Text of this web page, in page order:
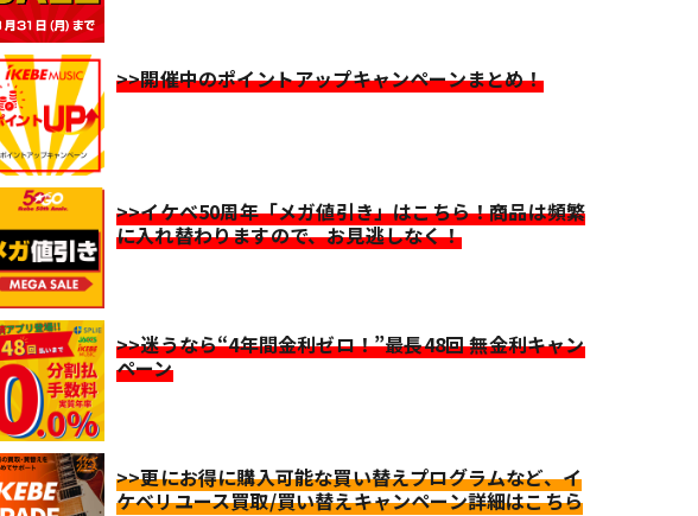
>>開催中のポイントアップキャンペーンまとめ！
>>イケベ50周年「メガ値引き」はこちら！商品は頻繁
に入れ替わりますので、お見逃しなく！
>>迷うなら“4年間金利ゼロ！”最長48回 無金利キャン
ペーン
>>更にお得に購入可能な買い替えプログラムなど、イ
ケベリユース買取/買い替えキャンペーン詳細はこちら